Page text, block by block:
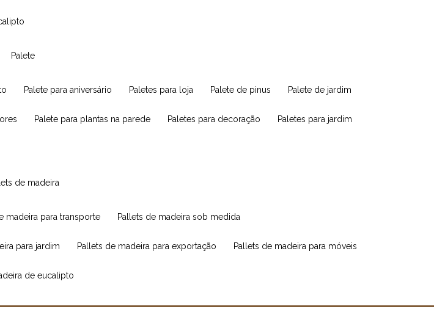
palete
palete para aniversário paletes para loja palete de pinus palete de jardim
palete para plantas na parede paletes para decoração paletes para jardim
de madeira
madeira para transporte pallets de madeira sob medida
para jardim pallets de madeira para exportação pallets de madeira para móveis
de eucalipto